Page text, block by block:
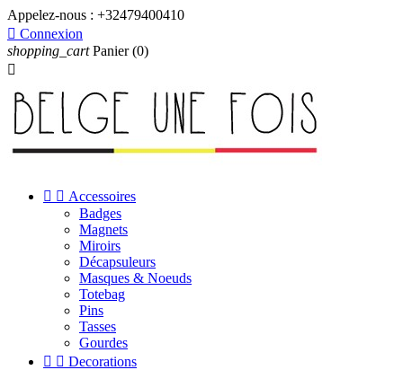
Appelez-nous : +32479400410
 Connexion
shopping_cart Panier (0)

  Accessoires
Badges
Magnets
Miroirs
Décapsuleurs
Masques & Noeuds
Totebag
Pins
Tasses
Gourdes
  Decorations